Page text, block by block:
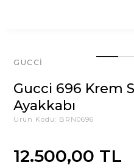
GUCCI
Gucci 696 Krem
Ayakkabı
Ürün Kodu: BRN0696
12.500,00 TL